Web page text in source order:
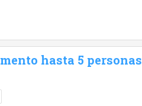
hasta 5 personas